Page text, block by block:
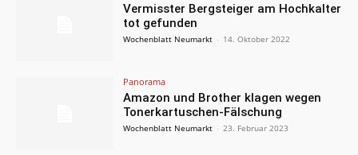
Vermisster Bergsteiger am Hochkalter
tot gefunden
Wochenblatt Neumarkt - 14. Oktober 2022
Panorama
Amazon und Brother klagen wegen
Tonerkartuschen-Fälschung
Wochenblatt Neumarkt - 23. Februar 2023